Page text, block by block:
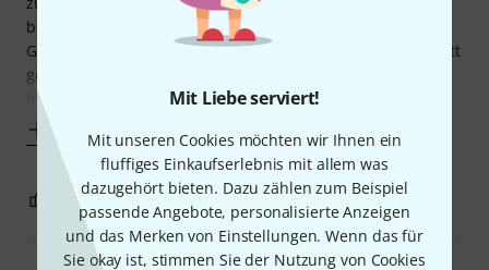
Mit Liebe serviert!
Mit unseren Cookies möchten wir Ihnen ein
fluffiges Einkaufserlebnis mit allem was
dazugehört bieten. Dazu zählen zum Beispiel
passende Angebote, personalisierte Anzeigen
und das Merken von Einstellungen. Wenn das für
Sie okay ist, stimmen Sie der Nutzung von Cookies
bekannteren Spezialmittel von Daddario, Dunlop etc.
Gleichzeitig mit dem Saitenwechsel wird auch das Griffbrett
gesäubert und geölt. Und zwar mit einem preiswerten und
bestens geeigneten
Mehr anzeigen
0 BEWERTUNG MELDEN